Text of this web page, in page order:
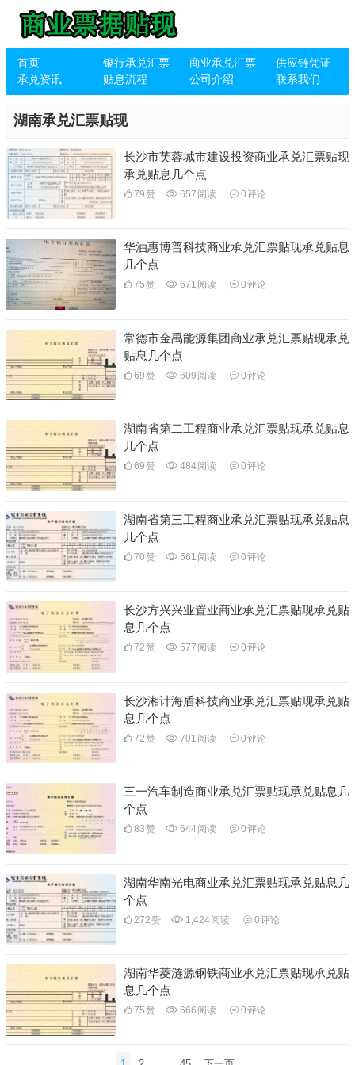
首页 银行承兑汇票 商业承兑汇票
供应链凭证
承兑资讯
贴息流程 公司介绍 联系我们
湖南承兑汇票贴现
长沙市芙蓉城市建设投资商业承兑汇票贴现
承兑贴息几个点
79赞 657 阅读 0评论
华油惠博普科技商业承兑汇票贴现承兑贴息
几个点
75赞 671 阅读 0评论
常德市金禹能源集团商业承兑汇票贴现承兑
贴息几个点
69赞 609 阅读 0评论
湖南省第二工程商业承兑汇票贴现承兑贴息
几个点
69赞 484阅读 0评论
湖南省第三工程商业承兑汇票贴现承兑贴息
几个点
70赞 561 阅读 0评论
长沙方兴兴业置业商业承兑汇票贴现承兑贴
息几个点
72赞 577 阅读 0评论
长沙湘计海盾科技商业承兑汇票贴现承兑贴
息几个点
72赞 701 阅读 0评论
三一汽车制造商业承兑汇票贴现承兑贴息几
个点
83赞 644阅读 0评论
湖南华南光电商业承兑汇票贴现承兑贴息几
个点
272赞 1,424阅读 0评论
湖南华菱涟源钢铁商业承兑汇票贴现承兑贴
息几个点
75赞 666 阅读 0评论